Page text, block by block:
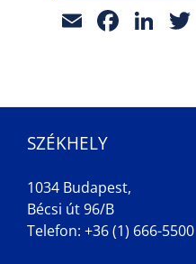
Email
SZÉKHELY
1034 Budapest,
Bécsi út 96/B
Telefon: +36 (1) 666-5500